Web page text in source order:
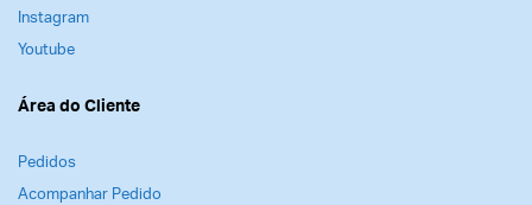
Instagram
Youtube
Área do Cliente
Pedidos
Acompanhar Pedido